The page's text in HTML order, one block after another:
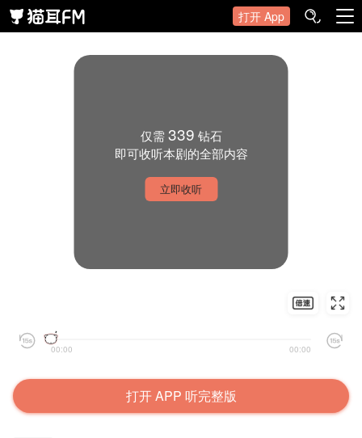
打开 App
仅需339 钻石
即可收听本剧的全部内容
立即收听
00:00 00:00
打开 APP 听完整版